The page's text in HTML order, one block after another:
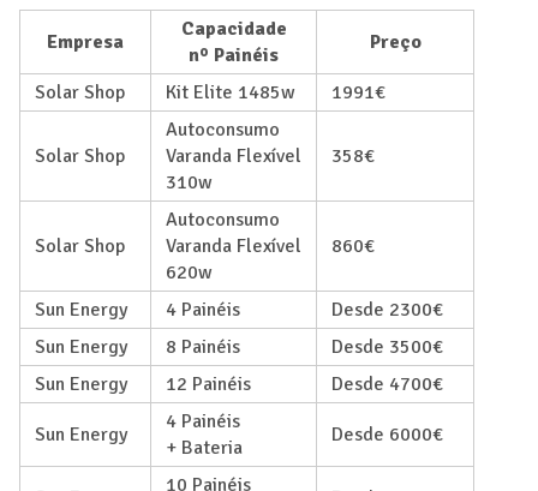
Empresa
Capacidade
nº Painéis
Preço
Solar Shop Kit Elite 1485w 1991€
Solar Shop
Autoconsumo
Varanda Flexível
310w
358€
Solar Shop
Autoconsumo
Varanda Flexível
620w
860€
Sun Energy 4 Painéis
Desde 2300€
Sun Energy
8 Painéis
Desde 3500€
Sun Energy
12 Painéis Desde 4700€
Sun Energy
4 Painéis
+ Bateria
Desde 6000€
10 Painéis